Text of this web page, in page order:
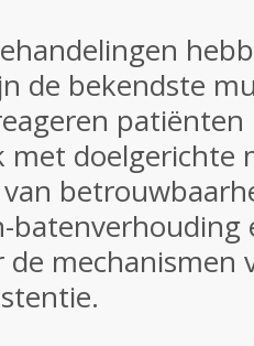
de bekendste
met doelgerichte
batenverhouding
de mechanismen
.